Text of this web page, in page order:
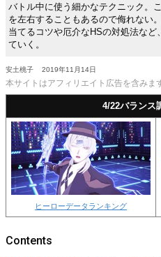
バトル中に使う細かなテクニック。
を左右することもあるので侮れない
当てるコツや厄介なHSの対処法な
ていく。
安土桃子 2019年11月14日
本サイトはアフィリエイト広告を含みま
4/22バランス
ヒーローデータランキング